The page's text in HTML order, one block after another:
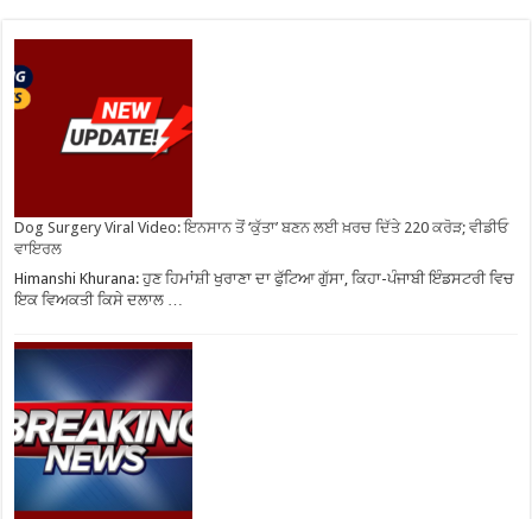
Dog Surgery Viral Video: ਇਨਸਾਨ ਤੋਂ ‘ਕੁੱਤਾ’ ਬਣਨ ਲਈ ਖ਼ਰਚ ਦਿੱਤੇ 220 ਕਰੋੜ; ਵੀਡੀਓ
ਵਾਇਰਲ
Himanshi Khurana: ਹੁਣ ਹਿਮਾਂਸ਼ੀ ਖੁਰਾਣਾ ਦਾ ਫੁੱਟਿਆ ਗੁੱਸਾ, ਕਿਹਾ-ਪੰਜਾਬੀ ਇੰਡਸਟਰੀ ਵਿਚ
ਇਕ ਵਿਅਕਤੀ ਕਿਸੇ ਦਲਾਲ …